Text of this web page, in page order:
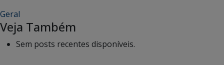
Geral
Veja Também
Sem posts recentes disponíveis.